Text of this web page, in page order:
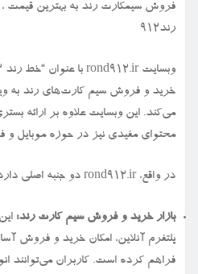
فروش سیمكارت رند به بهترین قیمت
رند912
می‌کند. این وبسایت علاوه بر ارائه
محتوای مفیدی نیز در حوزه موبایل و
در واقع، rond912.ir دو جنبه اصلی دارد:
بازار خرید و فروش سیم کارت رند:
پلتفرم آنلاین، امکان خرید و فروش
فراهم کرده است. کاربران می‌توانند